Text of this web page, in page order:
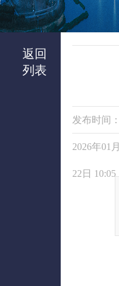
返回
列表
发布时间：
2026年01月
22日 10:05